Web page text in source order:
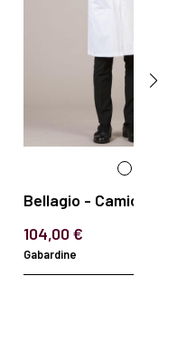
Bellagio - Camice
104,00 €
Gabardine